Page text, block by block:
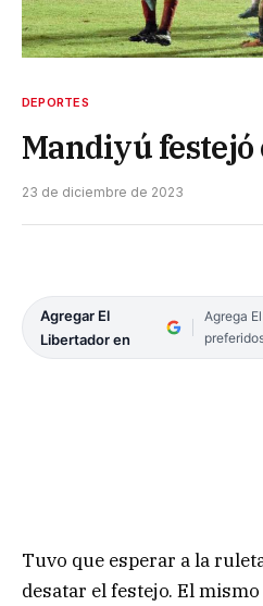
DEPORTES
Mandiyú festejó
23 de diciembre de 2023
Agregar El
Libertador en
Agrega
Tuvo que esperar a la
desatar el festejo. El